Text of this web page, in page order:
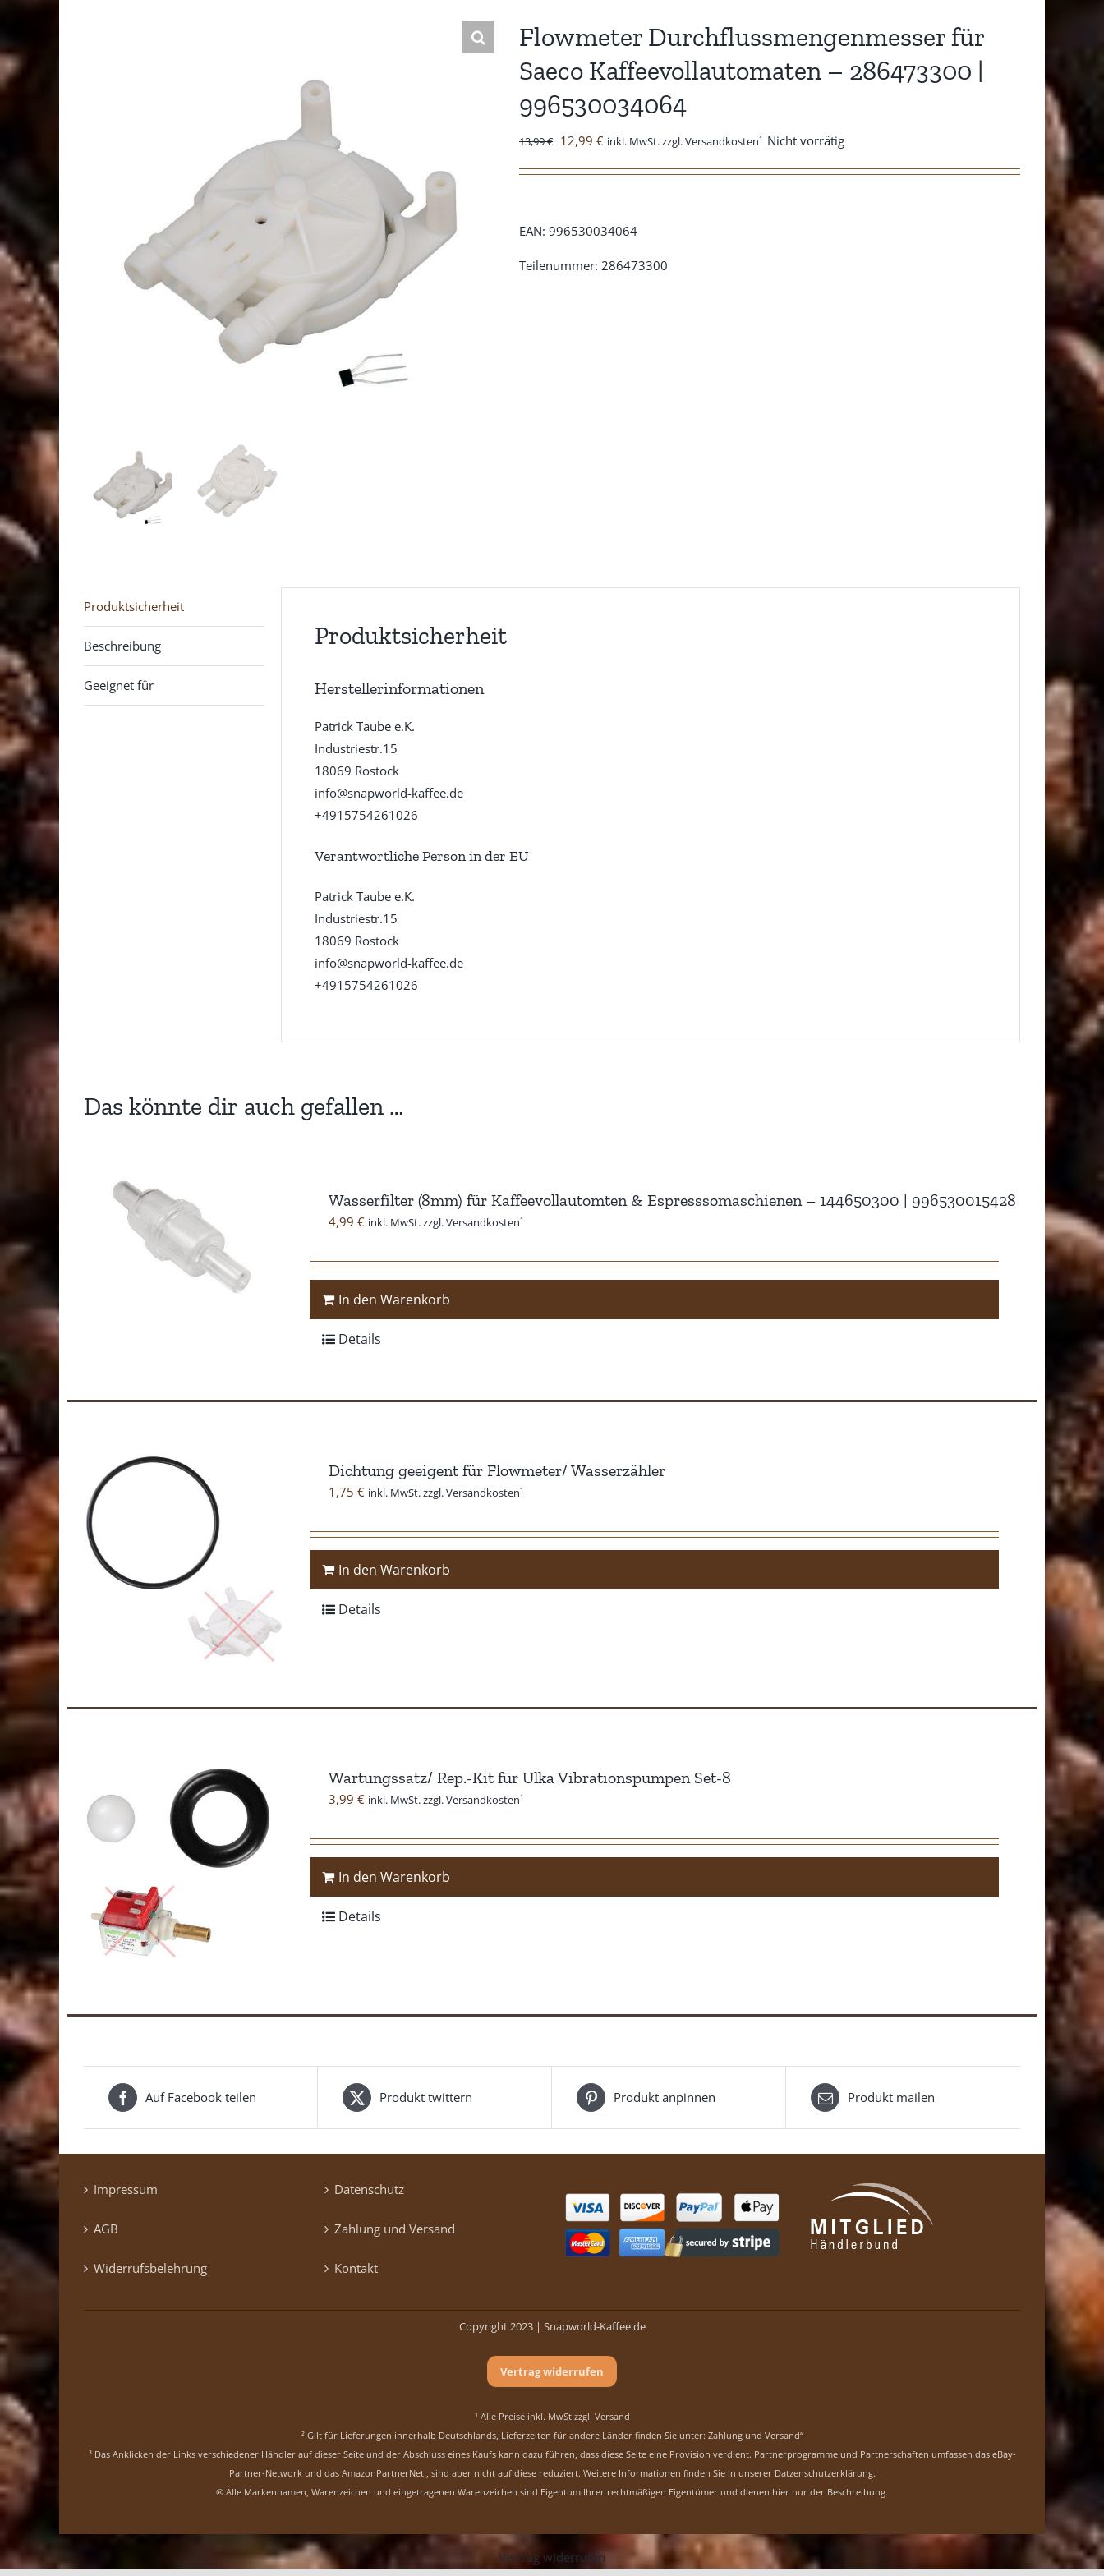
Flowmeter Durchflussmengenmesser für
Saeco Kaffeevollautomaten – 286473300 |
996530034064
13,99€ Ursprünglicher
12,99 €Aktueller
inkl. MwSt. zzgl. Versandkosten¹ Nicht vorrätig
EAN: 996530034064
Teilenummer: 286473300
Produktsicherheit
Beschreibung
Geeignet für
Produktsicherheit
Herstellerinformationen
Patrick Taube e.K.
Industriestr.15
18069 Rostock
info@snapworld-kaffee.de
+4915754261026
Verantwortliche Person in der EU
Patrick Taube e.K.
Industriestr.15
18069 Rostock
info@snapworld-kaffee.de
+4915754261026
Das könnte dir auch gefallen …
Wasserfilter (8mm) für Kaffeevollautomten & Espresssomaschienen – 144650300 | 996530015428
4,99 € inkl. MwSt. zzgl. Versandkosten¹
In den Warenkorb
Details
Dichtung geeigent für Flowmeter/ Wasserzähler
1,75 € inkl. MwSt. zzgl. Versandkosten¹
In den Warenkorb
Details
Wartungssatz/ Rep.-Kit für Ulka Vibrationspumpen Set-8
3,99 € inkl. MwSt. zzgl. Versandkosten¹
In den Warenkorb
Details
Auf Facebook teilen Produkt twittern Produkt anpinnen Produkt mailen
Impressum
AGB
Widerrufsbelehrung
Datenschutz
Zahlung und Versand
Kontakt
Copyright 2023 | Snapworld-Kaffee.de
Vertrag widerrufen
¹ Alle Preise inkl. MwSt zzgl. Versand
² Gilt für Lieferungen innerhalb Deutschlands, Lieferzeiten für andere Länder finden Sie unter: Zahlung und Versand“
³ Das Anklicken der Links verschiedener Händler auf dieser Seite und der Abschluss eines Kaufs kann dazu führen, dass diese Seite eine Provision verdient. Partnerprogramme und Partnerschaften umfassen das eBay-
Partner-Network und das AmazonPartnerNet , sind aber nicht auf diese reduziert. Weitere Informationen finden Sie in unserer Datzenschutzerklärung.
® Alle Markennamen, Warenzeichen und eingetragenen Warenzeichen sind Eigentum Ihrer rechtmäßigen Eigentümer und dienen hier nur der Beschreibung.
Vertrag widerrufen